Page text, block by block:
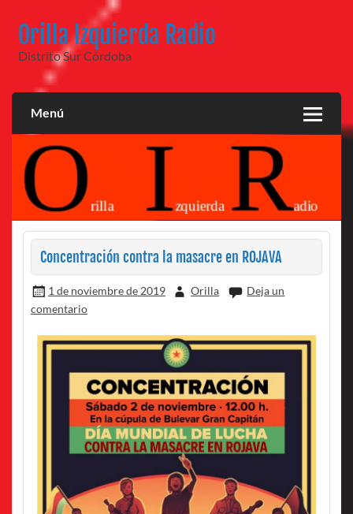
contenido
Orilla Izquierda Radio
Distrito Sur Córdoba
Menú
Concentración contra la masacre en ROJAVA
1 de noviembre de 2019 Orilla
Deja un
comentario